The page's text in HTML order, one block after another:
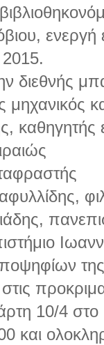
μηχανικός
καθηγητής
της
10/4 στο
και